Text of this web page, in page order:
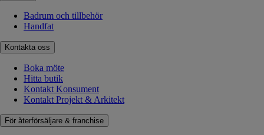
Badrum och tillbehör
Handfat
Kontakta oss
Boka möte
Hitta butik
Kontakt Konsument
Kontakt Projekt & Arkitekt
För återförsäljare & franchise